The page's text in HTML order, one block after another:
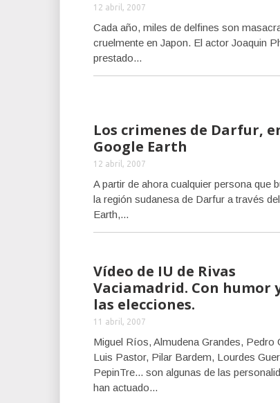
12 abril, 2007
Cada año, miles de delfines son
cruelmente en Japon. El actor Joaquin
prestado...
Los crimenes de Darfur,
Google Earth
12 abril, 2007
A partir de ahora cualquier persona que
la región sudanesa de Darfur a través
Earth,...
Vídeo de IU de Rivas
Vaciamadrid. Con humor
las elecciones.
11 abril, 2007
Miguel Ríos, Almudena Grandes, Pedro
Luis Pastor, Pilar Bardem, Lourdes
PepinTre... son algunas de las
han actuado...